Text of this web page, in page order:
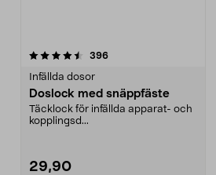
396recensioner
Infällda dosor
Doslock med snäppfäste
Täcklock för infällda apparat- och
kopplingsd...
29,90
4.5 av 5 stjärnor